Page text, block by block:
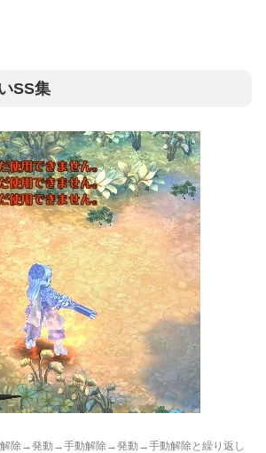
SS集
除→発動→手動解除→発動→手動解除と繰り返し